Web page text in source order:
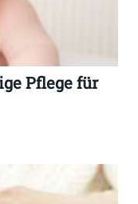
Pflege für